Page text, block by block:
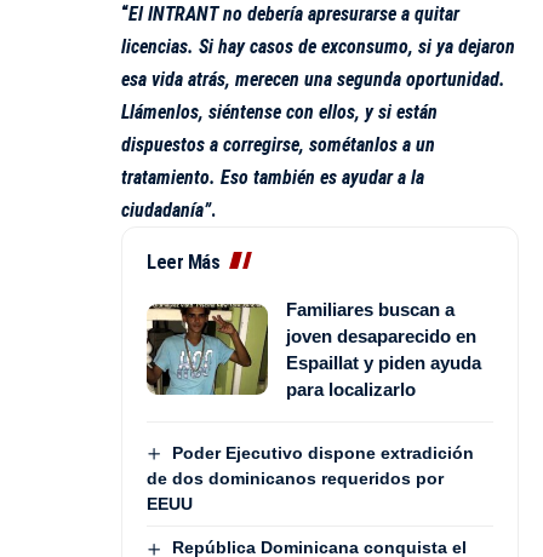
“El INTRANT no debería apresurarse a quitar
licencias. Si hay casos de exconsumo, si ya dejaron
esa vida atrás, merecen una segunda oportunidad.
Llámenlos, siéntense con ellos, y si están
dispuestos a corregirse, sométanlos a un
tratamiento. Eso también es ayudar a la
ciudadanía”.
Leer Más
Familiares buscan a
joven desaparecido en
Espaillat y piden ayuda
para localizarlo
Poder Ejecutivo dispone extradición
de dos dominicanos requeridos por
EEUU
República Dominicana conquista el